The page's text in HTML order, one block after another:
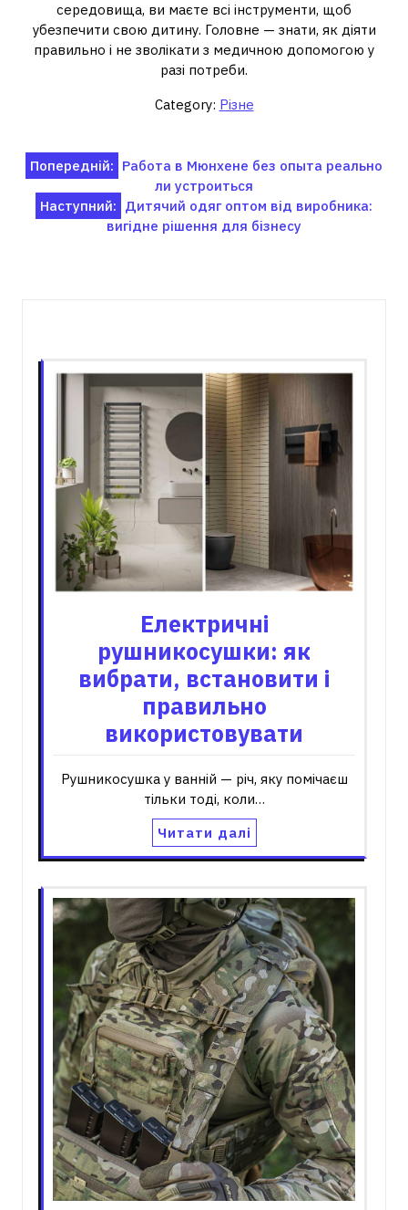
середовища, ви маєте всі інструменти, щоб
убезпечити свою дитину. Головне — знати, як діяти
правильно і не зволікати з медичною допомогою у
разі потреби.
Category: Різне
Навігація
записів
Попередній: Работа в Мюнхене без опыта реально
ли устроиться
Наступний: Дитячий одяг оптом від виробника:
вигідне рішення для бізнесу
Електричні
рушникосушки: як
вибрати, встановити і
правильно
використовувати
Рушникосушка у ванній — річ, яку помічаєш
тільки тоді, коли…
Читати далі